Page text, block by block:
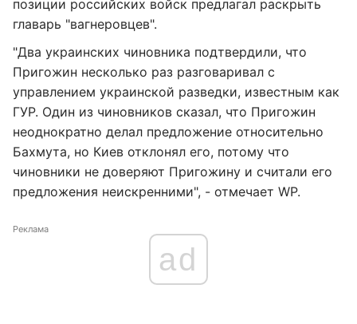
позиции российских войск предлагал раскрыть
главарь "вагнеровцев".
"Два украинских чиновника подтвердили, что
Пригожин несколько раз разговаривал с
управлением украинской разведки, известным как
ГУР. Один из чиновников сказал, что Пригожин
неоднократно делал предложение относительно
Бахмута, но Киев отклонял его, потому что
чиновники не доверяют Пригожину и считали его
предложения неискренними", - отмечает WP.
Реклама
ad